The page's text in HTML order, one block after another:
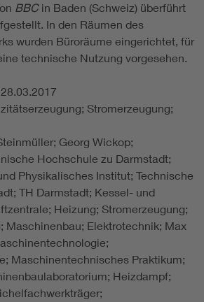
BBCin Baden (Schweiz) überführt
In den Räumen des
wurden Büroräume eingerichtet, für
technische Nutzung vorgesehen.
28.03.2017
Stromerzeugung;
Georg Wickop;
Hochschule zu Darmstadt;
Physikalisches Institut; Technische
TH Darmstadt; Kessel- und
Heizung; Stromerzeugung;
Maschinenbau; Elektrotechnik; Max
Maschinentechnisches Praktikum;
Heizdampf;